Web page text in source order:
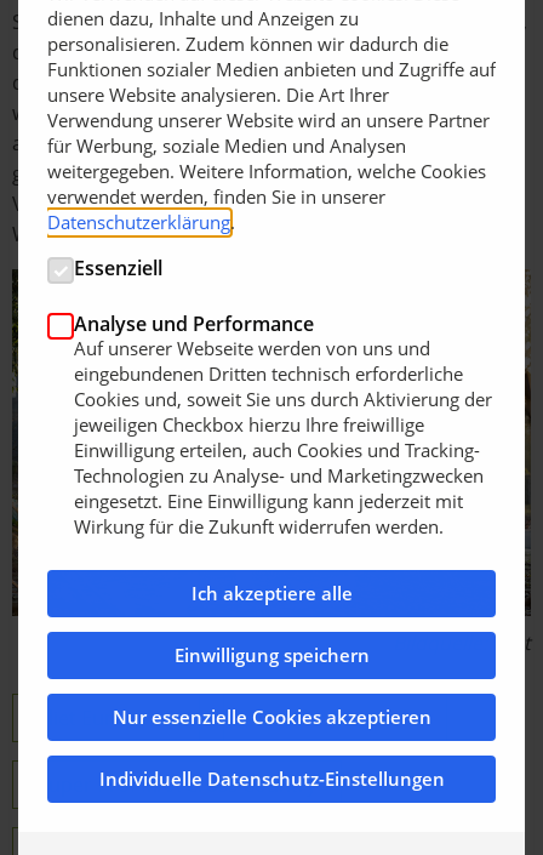
Standardausrüstung. Das ECO EYE™-System sorgt dafür,
dass der Motor automatisch in den Leerlauf fällt, wenn
der Häcksler ein paar Sekunden nicht mehr bestückt
wurde. So wird nicht nur Treibstoff gespart, sondern
auch weniger Lärm produziert und die Umwelt
geschont. Diese Innovationen sowie eine Reihe weiterer
Vorteile machen den Super Prof Max zum
Wunschhäcksler für den Profi.
Bildquelle: Eliet
Eliet Europe nv Häcksler Übersicht
Super Prof MAX Cross Country
dienen dazu, Inhalte und Anzeigen zu
personalisieren. Zudem können wir dadurch die
Funktionen sozialer Medien anbieten und Zugriffe auf
unsere Website analysieren. Die Art Ihrer
Verwendung unserer Website wird an unsere Partner
für Werbung, soziale Medien und Analysen
weitergegeben. Weitere Information, welche Cookies
verwendet werden, finden Sie in unserer
Datenschutzerklärung.
Essenziell
Analyse und Performance
Auf unserer Webseite werden von uns und
eingebundenen Dritten technisch erforderliche
Cookies und, soweit Sie uns durch Aktivierung der
jeweiligen Checkbox hierzu Ihre freiwillige
Einwilligung erteilen, auch Cookies und Tracking-
Technologien zu Analyse- und Marketingzwecken
eingesetzt. Eine Einwilligung kann jederzeit mit
Wirkung für die Zukunft widerrufen werden.
Ich akzeptiere alle
Einwilligung speichern
Nur essenzielle Cookies akzeptieren
Individuelle Datenschutz-Einstellungen